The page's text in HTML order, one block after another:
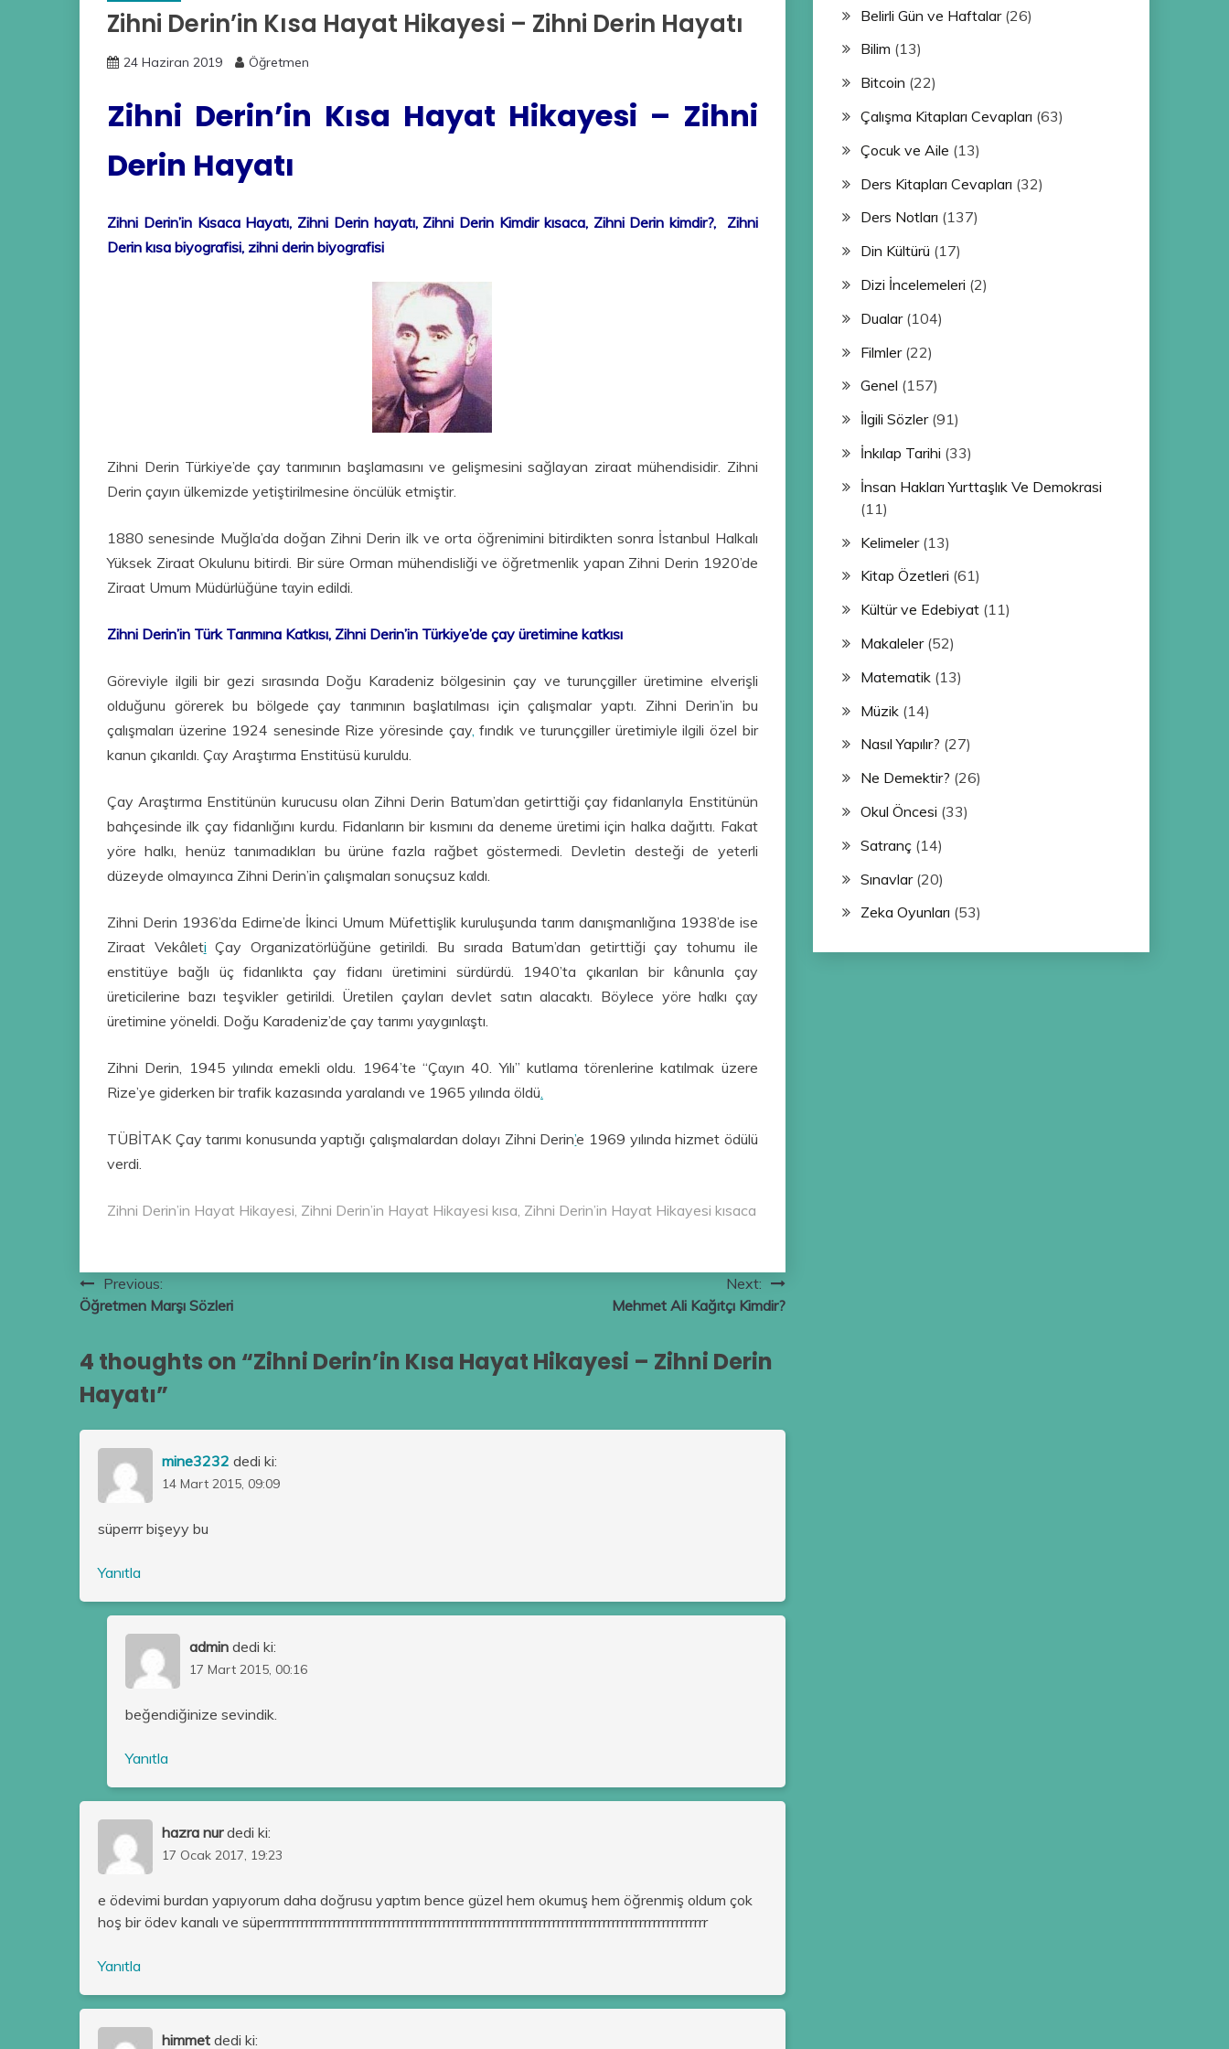
Zihni Derin’in Kısa Hayat Hikayesi – Zihni Derin Hayatı
24 Haziran 2019 Öğretmen
Zihni Derin’in Kısa Hayat Hikayesi – Zihni
Derin Hayatı
Zihni Derin’in Kısaca Hayatı, Zihni Derin hayatı, Zihni Derin Kimdir kısaca, Zihni Derin kimdir?, Zihni
Derin kısa biyografisi, zihni derin biyografisi
Zihni Derin Türkiye’de çay tarımının başlamasını ve gelişmesini sağlayan ziraat mühendisidir. Zihni
Derin çayın ülkemizde yetiştirilmesine öncülük etmiştir.
1880 senesinde Muğla’da doğan Zihni Derin ilk ve orta öğrenimini bitirdikten sonra İstanbul Halkalı
Yüksek Ziraat Okulunu bitirdi. Bir süre Orman mühendisliği ve öğretmenlik yapan Zihni Derin 1920’de
Ziraat Umum Müdürlüğüne tαyin edildi.
Zihni Derin’in Türk Tarımına Katkısı, Zihni Derin’in Türkiye’de çay üretimine katkısı
Göreviyle ilgili bir gezi sırasında Doğu Karadeniz bölgesinin çay ve turunçgiller üretimine elverişli
olduğunu görerek bu bölgede çay tarımının başlatılması için çalışmalar yaptı. Zihni Derin’in bu
çalışmaları üzerine 1924 senesinde Rize yöresinde çay, fındık ve turunçgiller üretimiyle ilgili özel bir
kanun çıkarıldı. Çαy Araştırma Enstitüsü kuruldu.
Çay Araştırma Enstitünün kurucusu olan Zihni Derin Batum’dan getirttiği çay fidanlarıyla Enstitünün
bahçesinde ilk çay fidanlığını kurdu. Fidanların bir kısmını da deneme üretimi için halka dağıttı. Fakat
yöre halkı, henüz tanımadıkları bu ürüne fazla rağbet göstermedi. Devletin desteği de yeterli
düzeyde olmayınca Zihni Derin’in çalışmaları sonuçsuz kαldı.
Zihni Derin 1936’da Edirne’de İkinci Umum Müfettişlik kuruluşunda tarım danışmanlığına 1938’de ise
Ziraat Vekâleti Çay Organizatörlüğüne getirildi. Bu sırada Batum’dan getirttiği çay tohumu ile
enstitüye bağlı üç fidanlıkta çay fidanı üretimini sürdürdü. 1940’ta çıkarılan bir kânunla çay
üreticilerine bazı teşvikler getirildi. Üretilen çayları devlet satın alacaktı. Böylece yöre hαlkı çαy
üretimine yöneldi. Doğu Karadeniz’de çay tarımı yαygınlαştı.
Zihni Derin, 1945 yılındα emekli oldu. 1964’te “Çαyın 40. Yılı” kutlama törenlerine katılmak üzere
Rize’ye giderken bir trafik kazasında yaralandı ve 1965 yılında öldü.
TÜBİTAK Çay tarımı konusunda yaptığı çalışmalardan dolayı Zihni Derin’e 1969 yılında hizmet ödülü
verdi.
Zihni Derin’in Hayat Hikayesi, Zihni Derin’in Hayat Hikayesi kısa, Zihni Derin’in Hayat Hikayesi kısaca
Yazı
gezinmesi
Previous:
Öğretmen Marşı Sözleri
Next:
Mehmet Ali Kağıtçı Kimdir?
4 thoughts on “Zihni Derin’in Kısa Hayat Hikayesi – Zihni Derin
Hayatı”
mine3232 dedi ki:
14 Mart 2015, 09:09
süperrr bişeyy bu
Yanıtla
admin dedi ki:
17 Mart 2015, 00:16
beğendiğinize sevindik.
Yanıtla
hazra nur dedi ki:
17 Ocak 2017, 19:23
e ödevimi burdan yapıyorum daha doğrusu yaptım bence güzel hem okumuş hem öğrenmiş oldum çok
hoş bir ödev kanalı ve süperrrrrrrrrrrrrrrrrrrrrrrrrrrrrrrrrrrrrrrrrrrrrrrrrrrrrrrrrrrrrrrrrrrrrrrrrrrrrrrrrrrrrrrrrrrrrrr
Yanıtla
himmet dedi ki:
Belirli Gün ve Haftalar(26)
Bilim (13)
Bitcoin (22)
Çalışma Kitapları Cevapları (63)
Çocuk ve Aile (13)
Ders Kitapları Cevapları (32)
Ders Notları (137)
Din Kültürü (17)
Dizi İncelemeleri (2)
Dualar(104)
Filmler(22)
Genel (157)
İlgili Sözler(91)
İnkılap Tarihi (33)
İnsan Hakları Yurttaşlık Ve Demokrasi
(11)
Kelimeler(13)
Kitap Özetleri (61)
Kültür ve Edebiyat(11)
Makaleler(52)
Matematik(13)
Müzik(14)
Nasıl Yapılır? (27)
Ne Demektir? (26)
Okul Öncesi (33)
Satranç(14)
Sınavlar(20)
Zeka Oyunları (53)